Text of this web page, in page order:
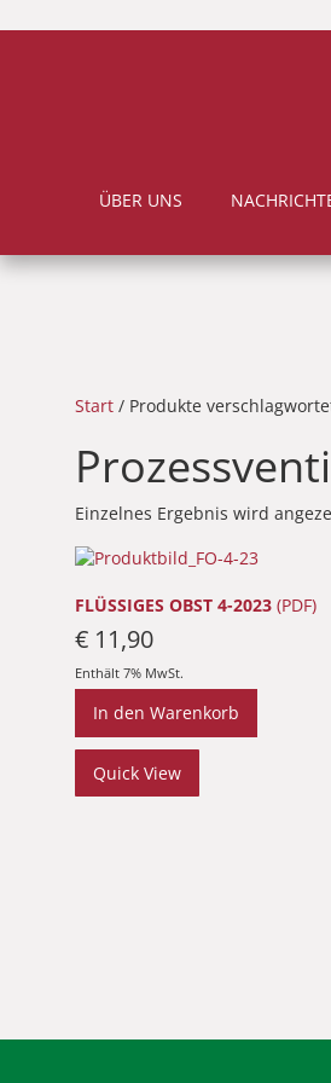
ÜBER UNS
Start / Produkte
Einzelnes Ergebnis wird
FLÜSSIGES OBST 4-2023 (PDF)
€ 11,90
Enthält 7% MwSt.
In den Warenkorb
Quick View